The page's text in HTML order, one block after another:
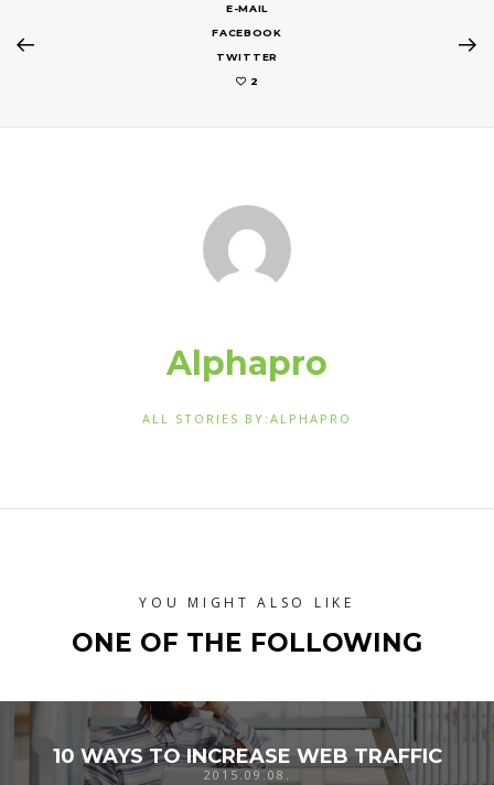
E-MAIL
FACEBOOK
TWITTER
2
Alphapro
ALL STORIES BY:ALPHAPRO
YOU MIGHT ALSO LIKE
ONE OF THE FOLLOWING
10 WAYS TO INCREASE WEB TRAFFIC
2015.09.08.